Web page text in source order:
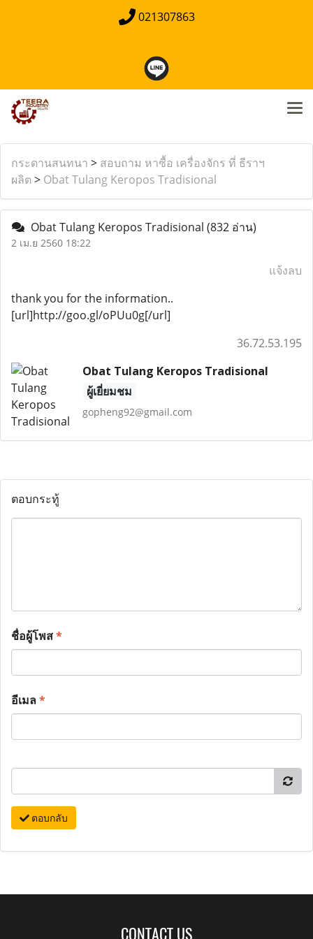
021307863
กระดานสนทนา > สอบถาม หาซื้อ เครื่องจักร ที่ ธีราฯ
ผลิต > Obat Tulang Keropos Tradisional
Obat Tulang Keropos Tradisional (832 อ่าน)
2 เม.ย 2560 18:22
แจ้งลบ
thank you for the information..
[url]http://goo.gl/oPUu0g[/url]
36.72.53.195
Obat Tulang Keropos Tradisional
ผู้เยี่ยมชม
gopheng92@gmail.com
ตอบกระทู้
ชื่อผู้โพส*
อีเมล*
ตอบกลับ
CONTACT US